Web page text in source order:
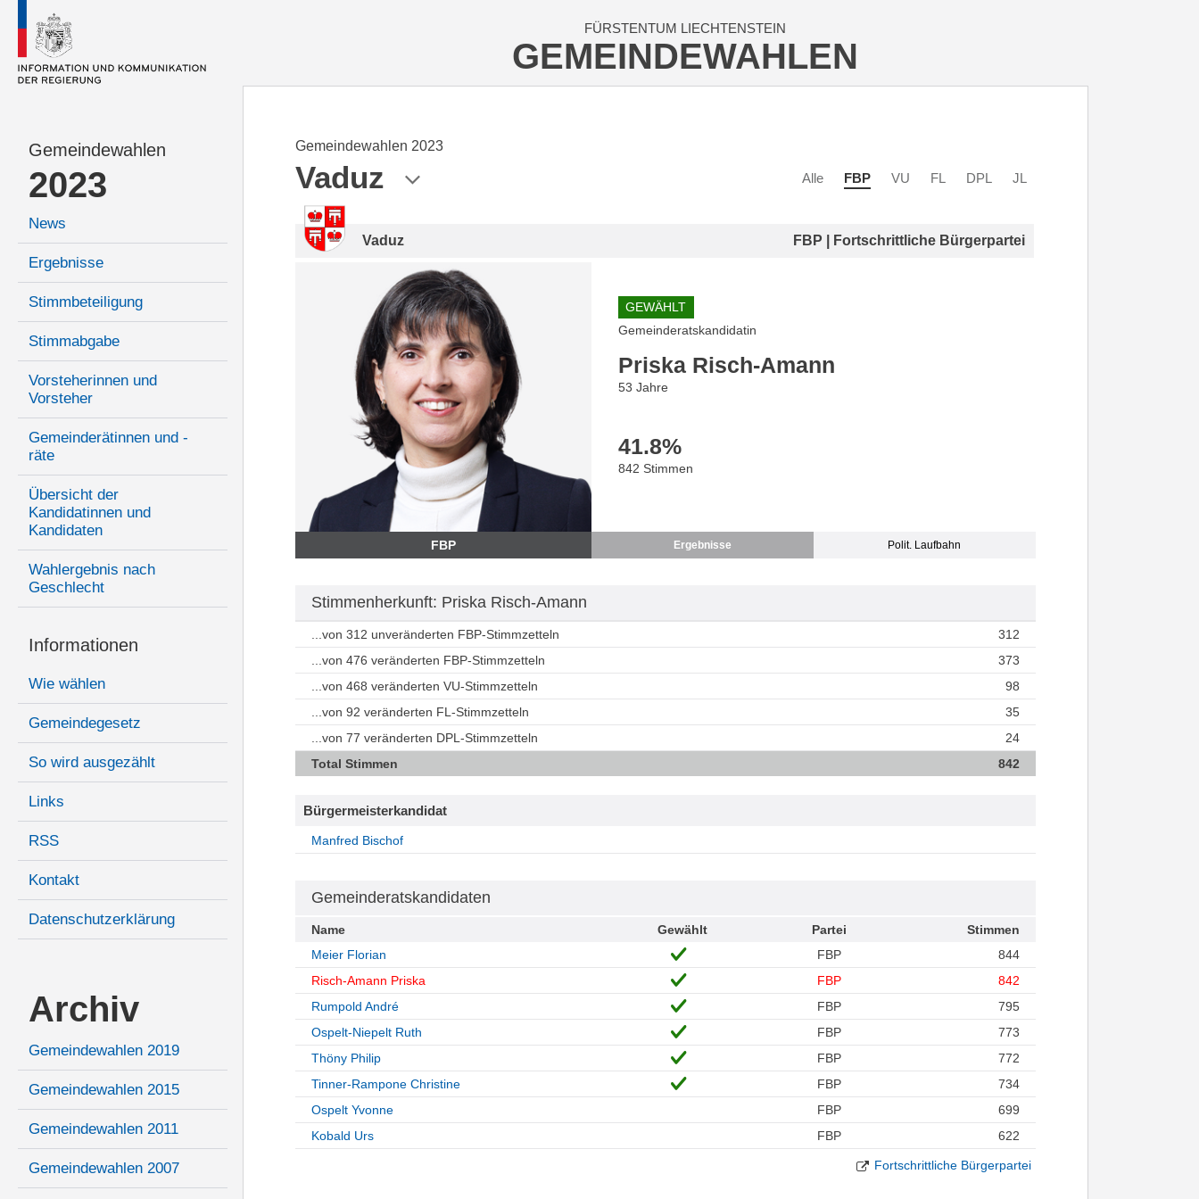
FÜRSTENTUM LIECHTENSTEIN
GEMEINDEWAHLEN
Gemeindewahlen
2023
News
Ergebnisse
Stimmbeteiligung
Stimmabgabe
Vorsteherinnen und
Vorsteher
Gemeinderätinnen und -
räte
Übersicht der
Kandidatinnen und
Kandidaten
Wahlergebnis nach
Geschlecht
Informationen
Wie wählen
Gemeindegesetz
So wird ausgezählt
Links
RSS
Kontakt
Datenschutzerklärung
Archiv
Gemeindewahlen 2019
Gemeindewahlen 2015
Gemeindewahlen 2011
Gemeindewahlen 2007
Gemeindewahlen 2023
Vaduz Alle FBP VU FL DPL JL
Vaduz FBP | Fortschrittliche Bürgerpartei
FBP
GEWÄHLT
Gemeinderatskandidatin
Priska Risch-Amann
53 Jahre
41.8%
842 Stimmen
Ergebnisse Polit. Laufbahn
Stimmenherkunft: Priska Risch-Amann
...von 312 unveränderten FBP-Stimmzetteln
312
...von 476 veränderten FBP-Stimmzetteln
373
...von 468 veränderten VU-Stimmzetteln
98
...von 92 veränderten FL-Stimmzetteln
35
...von 77 veränderten DPL-Stimmzetteln
24
Total Stimmen
842
Bürgermeisterkandidat
Manfred Bischof
Gemeinderatskandidaten
Name Gewählt Partei
Stimmen
Meier Florian
FBP
844
Risch-Amann Priska
FBP
842
Rumpold André
FBP
795
Ospelt-Niepelt Ruth
FBP
773
Thöny Philip
FBP
772
Tinner-Rampone Christine
FBP
734
Ospelt Yvonne
FBP
699
Kobald Urs
FBP 622
Fortschrittliche Bürgerpartei